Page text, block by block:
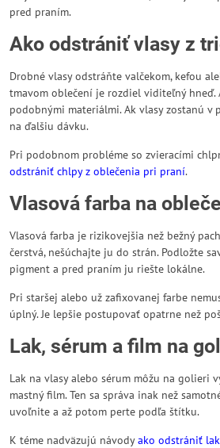
pred praním.
Ako odstrániť vlasy z
Drobné vlasy odstráňte valčekom, kefou
tmavom oblečení je rozdiel viditeľný hneď.
podobnými materiálmi. Ak vlasy zostanú v
na ďalšiu dávku.
Pri podobnom probléme so zvieracími
odstrániť chlpy z oblečenia pri praní.
Vlasová farba na
Vlasová farba je rizikovejšia než bežný
čerstvá, nešúchajte ju do strán. Podložte
pigment a pred praním ju riešte lokálne.
Pri staršej alebo už zafixovanej farbe
úplný. Je lepšie postupovať opatrne než
Lak, sérum a film na
Lak na vlasy alebo sérum môžu na golieri
mastný film. Ten sa správa inak než
uvoľnite a až potom perte podľa štítku.
K téme nadväzujú návodyako odstrániť